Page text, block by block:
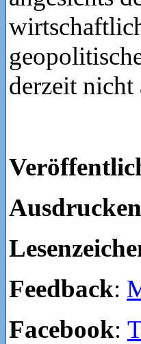
derzeit
Ausdrucken
Feedback:
Facebook: